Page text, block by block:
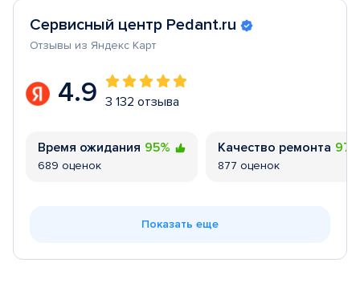
Сервисный центр Pedant.ru
Отзывы из Яндекс Карт
4.9 3 132 отзыва
Время ожидания 95%
689 оценок
Качество ремонта
877 оценок
Показать еще